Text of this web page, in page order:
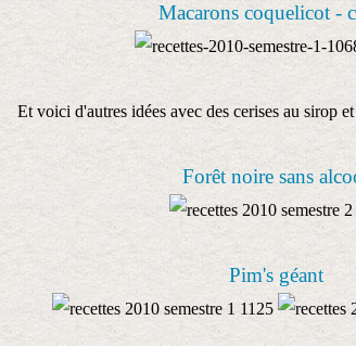
Macarons coquelicot -
Et voici d'autres idées avec des cerises au sirop
Forêt noire sans
Pim's géant